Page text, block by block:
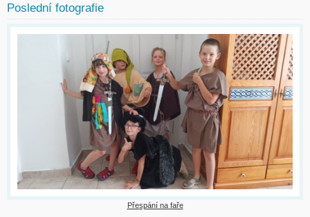
Poslední fotografie
Přespání na faře